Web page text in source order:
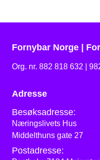
Fornybar Norge |
Org. nr. 882 818 632 |
Adresse
Besøksadresse:
Næringslivets Hus
Middelthuns gate 27
Postadresse: